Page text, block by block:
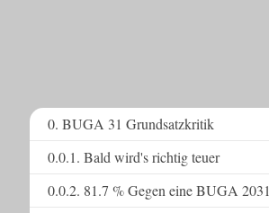
0. BUGA 31 Grundsatzkritik
0.0.1. Bald wird's richtig teuer
0.0.2. 81.7 % Gegen eine BUGA 2031